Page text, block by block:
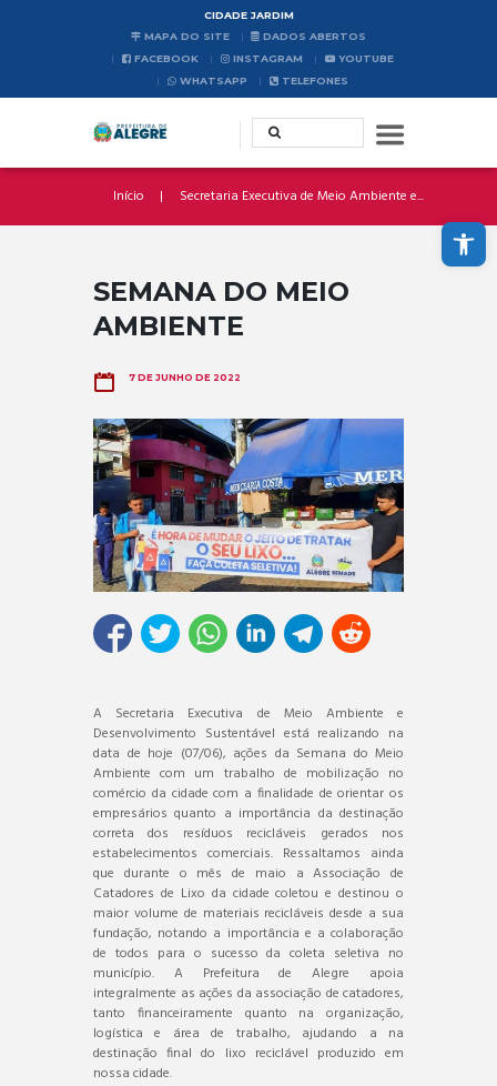
Abrir a barra de ferramentas
CIDADE JARDIM
MAPA DO SITE
DADOS ABERTOS
FACEBOOK
INSTAGRAM
YOUTUBE
WHATSAPP
TELEFONES
Início Secretaria Executiva de Meio Ambiente e...
SEMANA DO MEIO
AMBIENTE
7 DE JUNHO DE 2022
A Secretaria Executiva de Meio Ambiente e
Desenvolvimento Sustentável está realizando na
data de hoje (07/06), ações da Semana do Meio
Ambiente com um trabalho de mobilização no
comércio da cidade com a finalidade de orientar os
empresários quanto a importância da destinação
correta dos resíduos recicláveis gerados nos
estabelecimentos comerciais. Ressaltamos ainda
que durante o mês de maio a Associação de
Catadores de Lixo da cidade coletou e destinou o
maior volume de materiais recicláveis desde a sua
fundação, notando a importância e a colaboração
de todos para o sucesso da coleta seletiva no
município. A Prefeitura de Alegre apoia
integralmente as ações da associação de catadores,
tanto financeiramente quanto na organização,
logística e área de trabalho, ajudando a na
destinação final do lixo reciclável produzido em
nossa cidade.